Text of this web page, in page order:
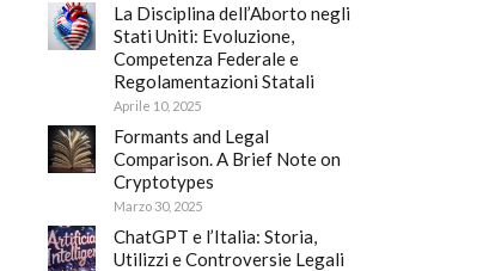
La Disciplina dell’Aborto negli
Stati Uniti: Evoluzione,
Competenza Federale e
Regolamentazioni Statali
Aprile 10, 2025
Formants and Legal
Comparison. A Brief Note on
Cryptotypes
Marzo 30, 2025
ChatGPT e l’Italia: Storia,
Utilizzi e Controversie Legali